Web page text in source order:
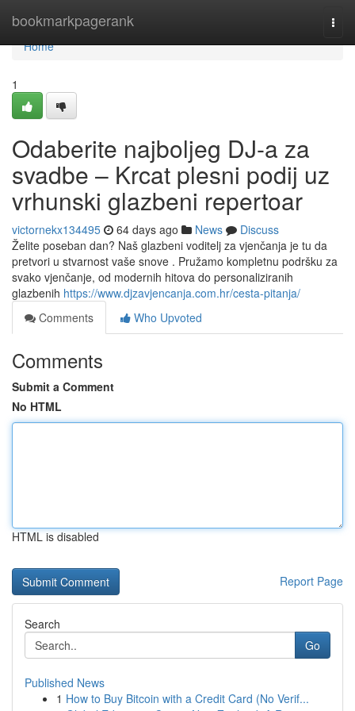
bookmarkpagerank
Home
Home
1
Odaberite najboljeg DJ-a za
svadbe – Krcat plesni podij uz
vrhunski glazbeni repertoar
victornekx134495 64 days ago News
Discuss
Želite poseban dan? Naš glazbeni voditelj za vjenčanja je tu da
pretvori u stvarnost vaše snove . Pružamo kompletnu podršku za
svako vjenčanje, od modernih hitova do personaliziranih
glazbenih https://www.djzavjencanja.com.hr/cesta-pitanja/
Comments
Who Upvoted
Comments
Submit a Comment
No HTML
HTML is disabled
Report Page
Search
Go
Published News
1 How to Buy Bitcoin with a Credit Card (No Verif...